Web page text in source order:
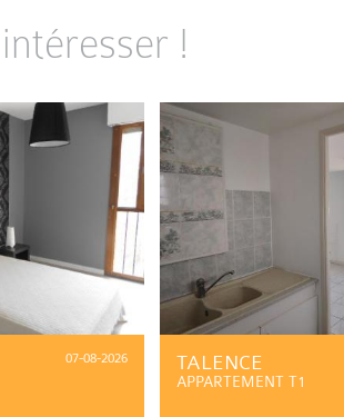
!
07-08-2026 TALENCE
APPARTEMENT T1